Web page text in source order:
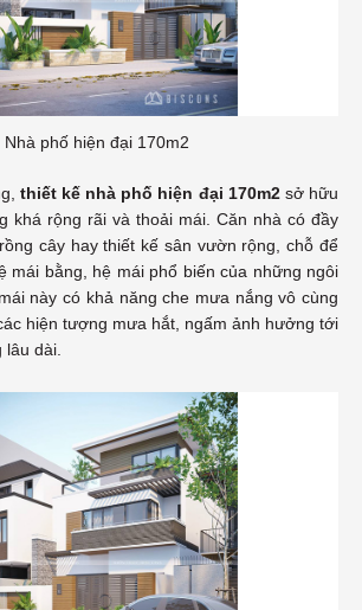
Nhà phố hiện đại 170m2
thiết kế nhà phố hiện đại 170m2sở hữu
khá rộng rãi và thoải mái. Căn nhà có đầy
cây hay thiết kế sân vườn rộng, chỗ để
mái bằng, hệ mái phổ biến của những ngôi
này có khả năng che mưa nắng vô cùng
hiện tượng mưa hắt, ngấm ảnh hưởng tới
lâu dài.